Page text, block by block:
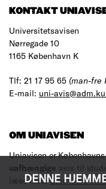
DENNE
KONTAKT
Universitetsavisen
Nørregade 10
1165 København K
Tlf: 21 17 95 65 (man-fre
E-mail: uni-
OM UNIAVISEN
Uniavisen er
uafhængige avis til
læse med.Læs mere om